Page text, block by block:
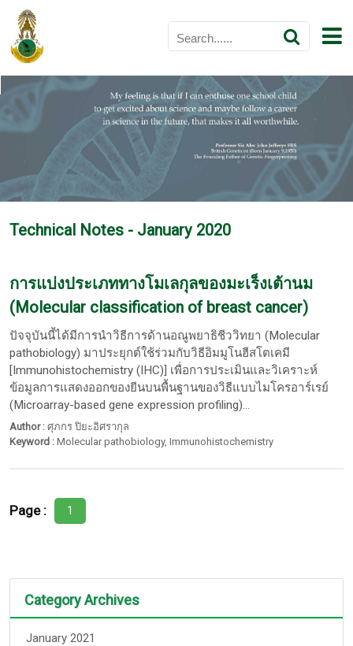
Technical Notes - January 2020
การแบ่งประเภททางโมเลกุลของมะเร็งเต้านม
(Molecular classification of breast cancer)
ปัจจุบันนี้ได้มีการนำวิธีการด้านอณูพยาธิชีววิทยา (Molecular
pathobiology) มาประยุกต์ใช้ร่วมกับวิธีอิมมูโนฮีสโตเคมี
[Immunohistochemistry (IHC)] เพื่อการประเมินและวิเคราะห์
ข้อมูลการแสดงออกของยีนบนพื้นฐานของวิธีแบบไมโครอาร์เรย์
(Microarray-based gene expression profiling)...
Author : ศุภกร ปิยะอิศรากุล
Keyword : Molecular pathobiology,Immunohistochemistry
Page : 1
Category Archives
January 2021